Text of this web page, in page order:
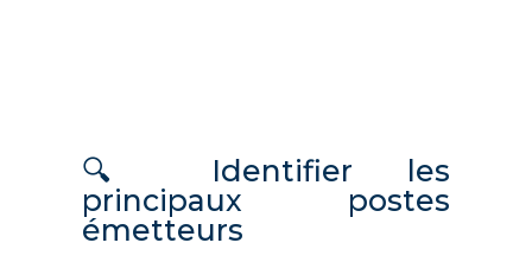
🔍 Identifier les
principaux postes
émetteurs